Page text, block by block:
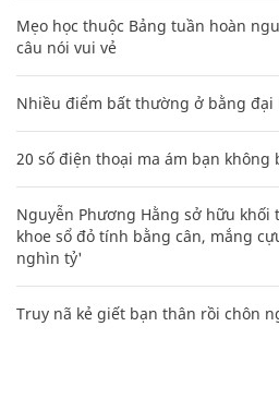
Mẹo học thuộc Bảng tuần hoàn
câu nói vui vẻ
Nhiều điểm bất thường ở bằng đại
20 số điện thoại ma ám bạn không
Nguyễn Phương Hằng sở hữu
khoe sổ đỏ tính bằng cân, mắng
nghìn tỷ'
Truy nã kẻ giết bạn thân rồi chôn